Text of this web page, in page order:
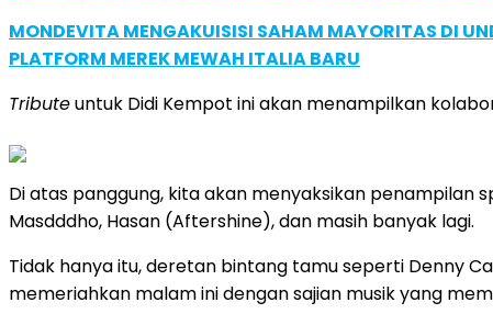
MONDEVITA MENGAKUISISI SAHAM MAYORITAS DI
PLATFORM MEREK MEWAH ITALIA BARU
Tributeuntuk Didi Kempot ini akan menampilkan
Di atas panggung, kita akan menyaksikan penampilan
Masdddho, Hasan (Aftershine), dan masih banyak lagi.
Tidak hanya itu, deretan bintang tamu seperti Denny
memeriahkan malam ini dengan sajian musik yang